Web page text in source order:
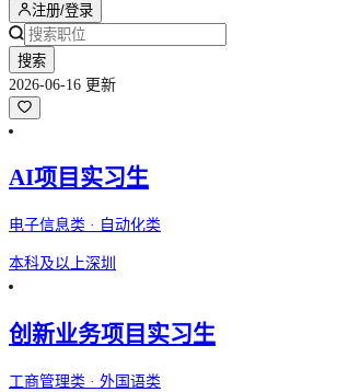
注册/登录
搜索
2026-06-16 更新
AI项目实习生
电子信息类 · 自动化类
本科及以上深圳
创新业务项目实习生
工商管理类 · 外国语类